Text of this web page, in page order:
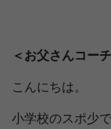
＜お父さんコー
こんにちは。
小学校のスポ少